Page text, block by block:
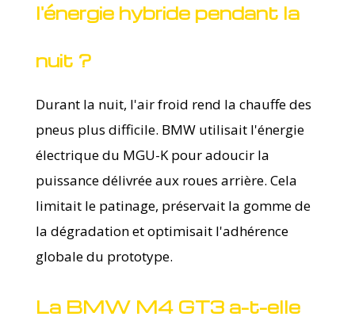
l'énergie hybride pendant la
nuit ?
Durant la nuit, l'air froid rend la chauffe des
pneus plus difficile. BMW utilisait l'énergie
électrique du MGU-K pour adoucir la
puissance délivrée aux roues arrière. Cela
limitait le patinage, préservait la gomme de
la dégradation et optimisait l'adhérence
globale du prototype.
La BMW M4 GT3 a-t-elle